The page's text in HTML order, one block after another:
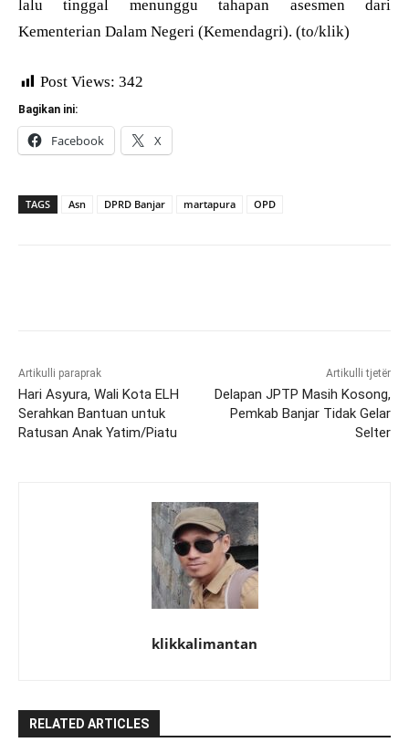
lalu tinggal menunggu tahapan asesmen dari
Kementerian Dalam Negeri (Kemendagri). (to/klik)
Post Views: 342
Bagikan ini:
Facebook X
TAGS Asn DPRD Banjar martapura OPD
Artikulli paraprak
Hari Asyura, Wali Kota ELH
Serahkan Bantuan untuk
Ratusan Anak Yatim/Piatu
Artikulli tjetër
Delapan JPTP Masih Kosong,
Pemkab Banjar Tidak Gelar
Selter
klikkalimantan
RELATED ARTICLES